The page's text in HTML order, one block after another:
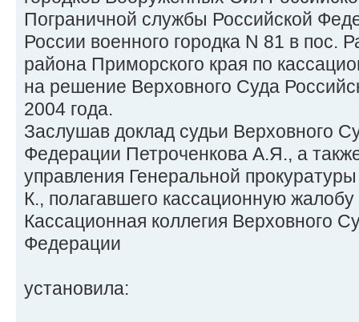
Пограничной службы Российской
России военного городка N 81 в пос.
района Приморского края по
на решение Верховного Суда
2004 года.
Заслушав доклад судьи Верховного
Федерации Петроченкова А.Я., а
управления Генеральной
К., полагавшего кассационную
Кассационная коллегия Верховного
Федерации
установила: